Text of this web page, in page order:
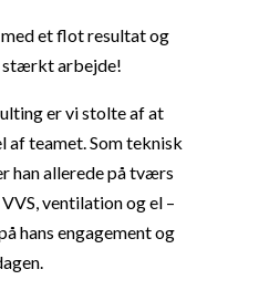
et flot resultat og
stærkt arbejde!
er vi stolte af at
af teamet. Som teknisk
han allerede på tværs
ventilation og el –
hans engagement og